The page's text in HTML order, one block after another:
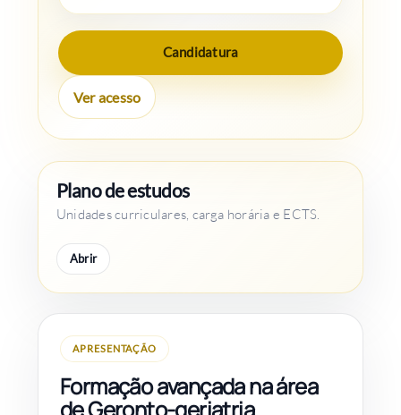
Candidatura
Ver acesso
Plano de estudos
Unidades curriculares, carga horária e ECTS.
Abrir
APRESENTAÇÃO
Formação avançada na área
de Geronto-geriatria